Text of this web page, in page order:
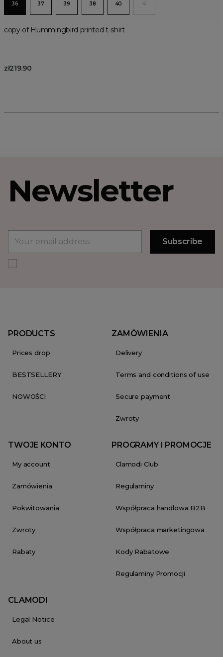
36 37 39 38 40 41
copy of Hummingbird printed t-shirt
zł219.90
Newsletter
PRODUCTS
Prices drop
BESTSELLERY
NOWOŚCI
ZAMÓWIENIA
Delivery
Terms and conditions of use
Secure payment
Zwroty
TWOJE KONTO
My account
Zamówienia
Pokwitowania
Zwroty
Rabaty
PROGRAMY I PROMOCJE
Clamodi Club
Regulaminy
Współpraca handlowa B2B
Współpraca marketingowa
Kody Rabatowe
Regulaminy Promocji
CLAMODI
Legal Notice
About us